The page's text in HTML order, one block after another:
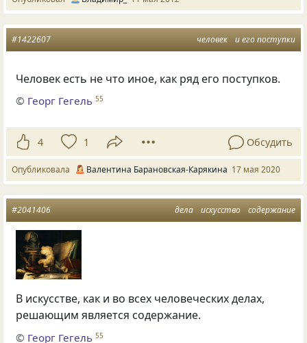
человек и его поступки
#1422607
Человек есть не что иное, как ряд его поступков.
© Георг Гегель 55
4 1 Обсудить
Опубликовала Валентина Барановская-Карякина 17 мая 2020
дела искусство содержание
#2041406
В искусстве, как и во всех человеческих делах,
решающим является содержание.
© Георг Гегель 55